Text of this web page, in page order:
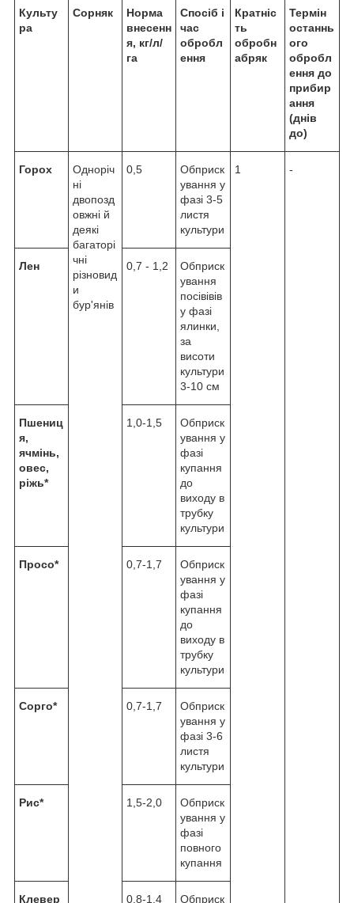
Культу
ра
Сорняк
Норма
внесенн
я, кг/л/
га
Спосіб і
час
обробл
ення
Кратніс
ть
обробн
абряк
Термін
останнь
ого
обробл
ення до
прибир
ання
(днів
до)
Горох
Одноріч
ні
двопозд
овжні й
деякі
багаторі
чні
різновид
и
бур'янів
0,5
Обприск
ування у
фазі 3-5
листя
культури
1 -
Лен 0,7 - 1,2
Обприск
ування
посівівів
у фазі
ялинки,
за
висоти
культури
3-10 см
Пшениц
я,
ячмінь,
овес,
ріжь*
1,0-1,5
Обприск
ування у
фазі
купання
до
виходу в
трубку
культури
Просо* 0,7-1,7
Обприск
ування у
фазі
купання
до
виходу в
трубку
культури
Сорго* 0,7-1,7
Обприск
ування у
фазі 3-6
листя
культури
Рис* 1,5-2,0
Обприск
ування у
фазі
повного
купання
Клевер 0,8-1,4 Обприск